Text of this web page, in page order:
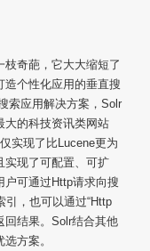
奇葩，它大大缩短了
造个性化应用的垂直搜
索应用解决方案，Solr
大的科技资讯类网站
实现了比Lucene更为
实现了可配置、可扩
户可通过Http请求向搜
，也可以通过“Http
回结果。Solr结合其他
方案。